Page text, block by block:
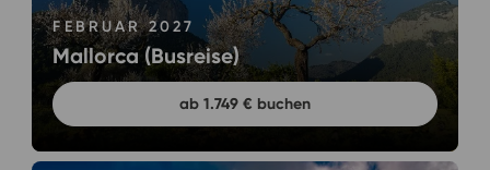
FEBRUAR 2027
Mallorca (Busreise)
ab 1.749 € buchen